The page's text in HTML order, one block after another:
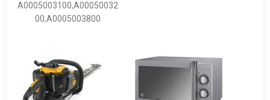
A0005003100,A00050032
00,A0005003800